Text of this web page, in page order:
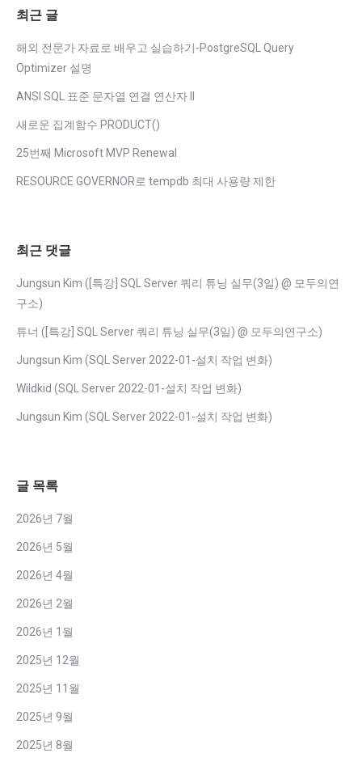
최근 글
해외 전문가 자료로 배우고 실습하기-PostgreSQL Query
Optimizer 설명
ANSI SQL 표준 문자열 연결 연산자 II
새로운 집계함수 PRODUCT()
25번째 Microsoft MVP Renewal
RESOURCE GOVERNOR로 tempdb 최대 사용량 제한
최근 댓글
Jungsun Kim ( [특강] SQL Server 쿼리 튜닝 실무(3일) @ 모두의연
구소)
튜너 ( [특강] SQL Server 쿼리 튜닝 실무(3일) @ 모두의연구소)
Jungsun Kim (SQL Server 2022-01-설치 작업 변화)
Wildkid (SQL Server 2022-01-설치 작업 변화)
Jungsun Kim (SQL Server 2022-01-설치 작업 변화)
글 목록
2026년 7월
2026년 5월
2026년 4월
2026년 2월
2026년 1월
2025년 12월
2025년 11월
2025년 9월
2025년 8월